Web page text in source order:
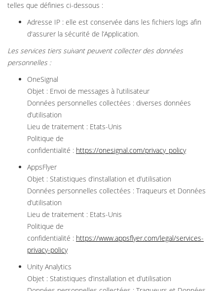
telles que définies ci-dessous :
Adresse IP : elle est conservée dans les fichiers logs afin
d'assurer la sécurité de l’Application.
Les services tiers suivant peuvent collecter des données
personnelles :
OneSignal
Objet : Envoi de messages à l’utilisateur
Données personnelles collectées : diverses données
d’utilisation
Lieu de traitement : Etats-Unis
Politique de
confidentialité : https://onesignal.com/privacy_policy
AppsFlyer
Objet : Statistiques d’installation et d’utilisation
Données personnelles collectées : Traqueurs et Données
d’utilisation
Lieu de traitement : Etats-Unis
Politique de
confidentialité : https://www.appsflyer.com/legal/services-
privacy-policy
Unity Analytics
Objet : Statistiques d’installation et d’utilisation